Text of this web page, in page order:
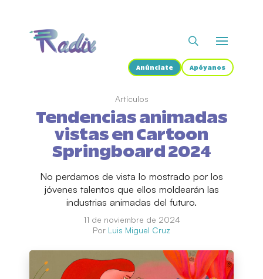
Anúnciate Apóyanos
Artículos
Tendencias animadas
vistas en Cartoon
Springboard 2024
No perdamos de vista lo mostrado por los
jóvenes talentos que ellos moldearán las
industrias animadas del futuro.
11 de noviembre de 2024
Por Luis Miguel Cruz